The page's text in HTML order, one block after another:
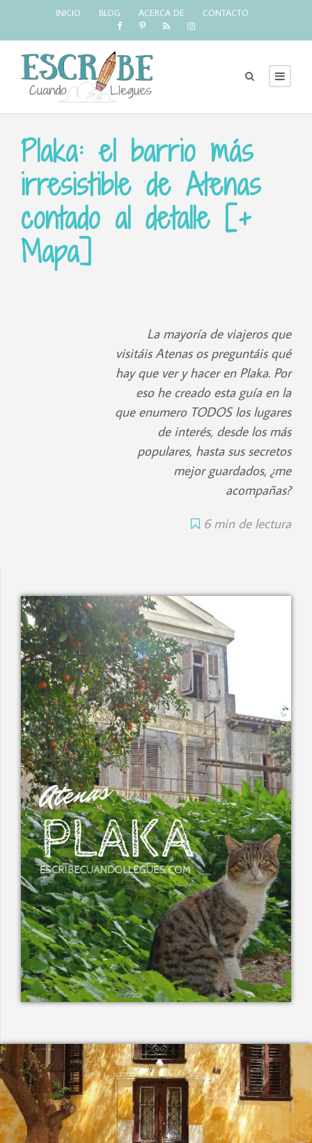
INICIO BLOG ACERCA DE CONTACTO
Plaka: el barrio más
irresistible de Atenas
contado al detalle [+
Mapa]
La mayoría de viajeros que
visitáis Atenas os preguntáis qué
hay que ver y hacer en Plaka. Por
eso he creado esta guía en la
que enumero TODOS los lugares
de interés, desde los más
populares, hasta sus secretos
mejor guardados, ¿me
acompañas?
6 min de lectura